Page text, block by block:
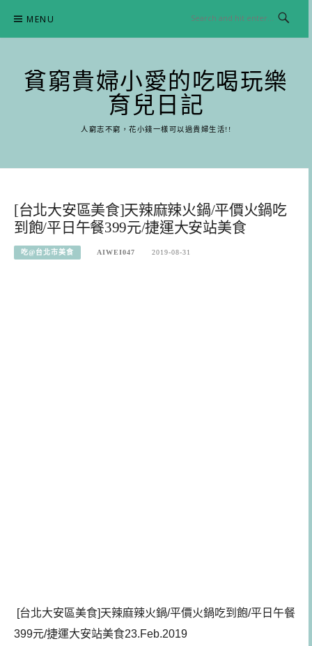
content
MENU
貧窮貴婦小愛的吃喝玩樂
育兒日記
人窮志不窮，花小錢一樣可以過貴婦生活!!
[台北大安區美食]天辣麻辣火鍋/平價火鍋吃
到飽/平日午餐399元/捷運大安站美食
吃@台北市美食 AIWEI047 2019-08-31
[台北大安區美食]天辣麻辣火鍋/平價火鍋吃到飽/平日午餐
399元/捷運大安站美食23.Feb.2019